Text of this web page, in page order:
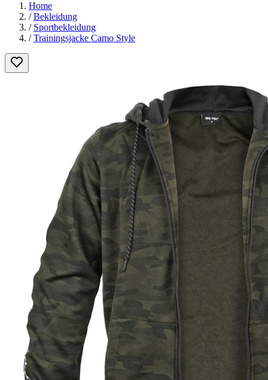
Home
/ Bekleidung
/ Sportbekleidung
/ Trainingsjacke Camo Style